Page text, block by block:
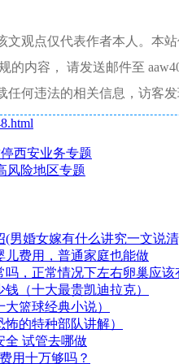
文观点仅代表作者本人。本
内容， 请发送邮件至
任何违法的相关信息，访客
西安业务专题
风险地区专题
男婚女嫁有什么讲究一文说
儿费用，普通家庭也能做
吗，正常情况下左右卵巢应该
（十大最贵凯迪拉克）
篮球经典小说）
的特种部队讲解）
全 试管去哪做
用十万够吗？